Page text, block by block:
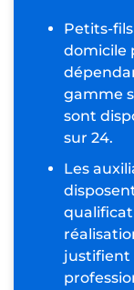
Petits-fils
domicile
gamme
sont
sur 24.
Les
justifient